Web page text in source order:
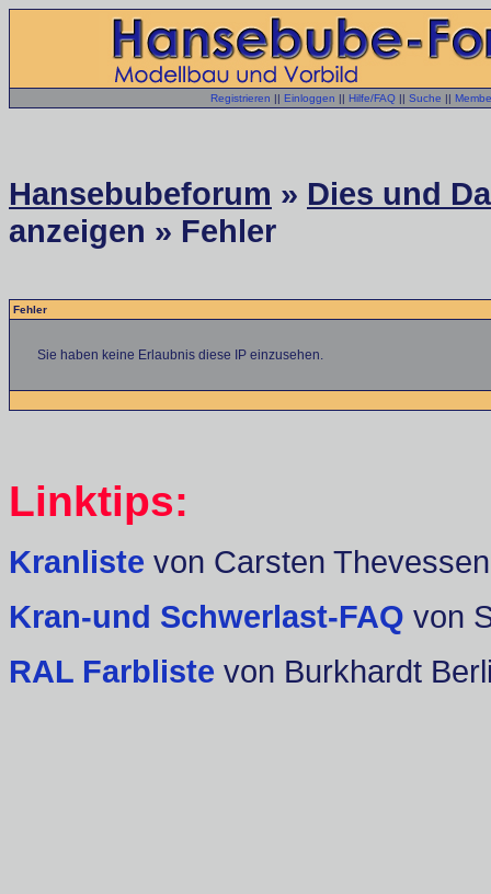
Registrieren || Einloggen || Hilfe/FAQ || Suche ||
Hansebubeforum » Dies und
anzeigen » Fehler
Fehler
Sie haben keine Erlaubnis diese IP einzusehen.
Linktips:
Kranliste von Carsten Thevessen
Kran-und Schwerlast-FAQ von
RAL Farbliste von Burkhardt